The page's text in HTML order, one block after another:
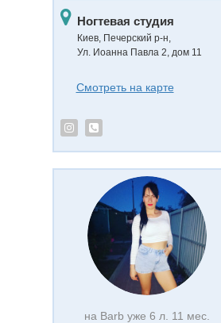
Ногтевая студия
Киев, Печерский р-н,
Ул. Иоанна Павла 2, дом 11
Смотреть на карте
на Barb уже 6 л. 11 мес.